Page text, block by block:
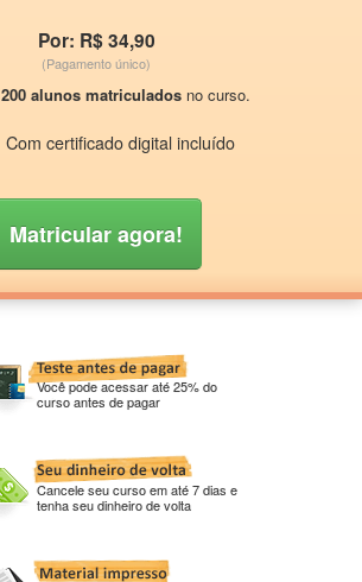
Por: R$ 34,90
(Pagamento único)
200 alunos matriculados no curso.
Com certificado digital incluído
Matricular agora!
Você pode acessar até 25% do
curso antes de pagar
Cancele seu curso em até 7 dias e
tenha seu dinheiro de volta